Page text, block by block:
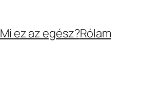
Mi ez az egész?Rólam